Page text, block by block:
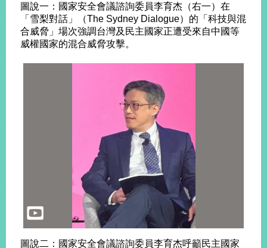
聯
絡
我
圖說一：國家安全會議諮詢委員李育杰（右一）在
「雪梨對話」（The Sydney Dialogue）的「科技與混
合威脅」場次強調台灣及民主國家正遭受來自中國等
威權國家的混合威脅攻擊。
圖說二：國家安全會議諮詢委員李育杰呼籲民主國家